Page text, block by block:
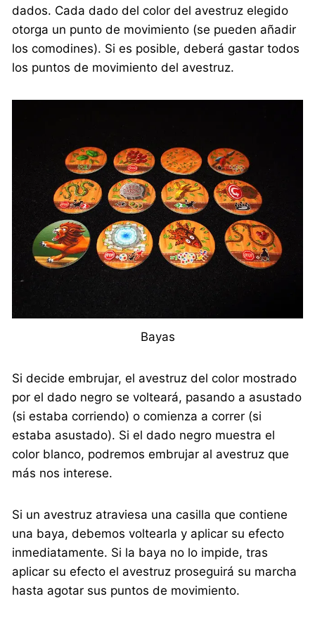
dados. Cada dado del color del avestruz elegido
otorga un punto de movimiento (se pueden añadir
los comodines). Si es posible, deberá gastar todos
los puntos de movimiento del avestruz.
Bayas
Si decide embrujar, el avestruz del color mostrado
por el dado negro se volteará, pasando a asustado
(si estaba corriendo) o comienza a correr (si
estaba asustado). Si el dado negro muestra el
color blanco, podremos embrujar al avestruz que
más nos interese.
Si un avestruz atraviesa una casilla que contiene
una baya, debemos voltearla y aplicar su efecto
inmediatamente. Si la baya no lo impide, tras
aplicar su efecto el avestruz proseguirá su marcha
hasta agotar sus puntos de movimiento.